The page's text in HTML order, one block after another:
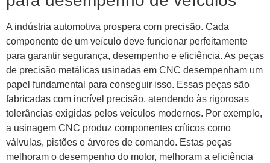
A indústria automotiva prospera com precisão. Cada
componente de um veículo deve funcionar perfeitamente
para garantir segurança, desempenho e eficiência. As peças
de precisão metálicas usinadas em CNC desempenham um
papel fundamental para conseguir isso. Essas peças são
fabricadas com incrível precisão, atendendo às rigorosas
tolerâncias exigidas pelos veículos modernos. Por exemplo,
a usinagem CNC produz componentes críticos como
válvulas, pistões e árvores de comando. Estas peças
melhoram o desempenho do motor, melhoram a eficiência